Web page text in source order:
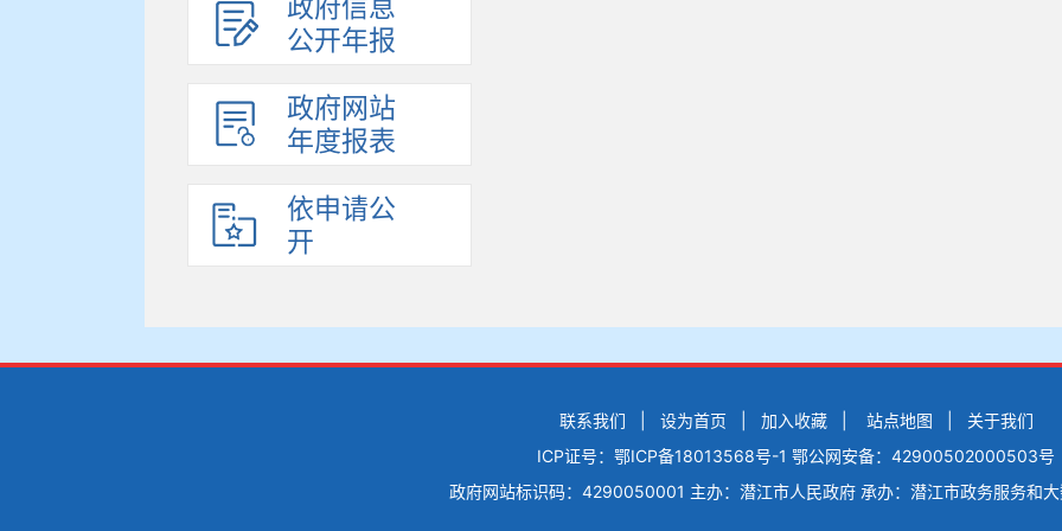
政府信息
公开年报
政府网站
年度报表
依申请公
开
联系我们 设为首页 加入收藏 站点地图
关于我们
ICP证号：鄂ICP备18013568号-1鄂公网安备：42900502000503号
政府网站标识码：4290050001 主办：潜江市人民政府 承办：潜江市政务服务和